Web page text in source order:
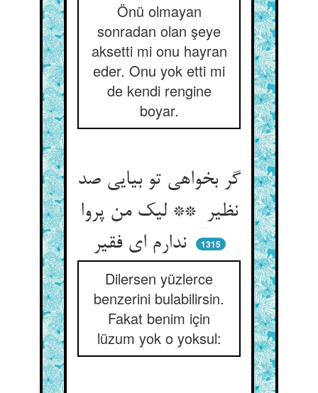
Önü olmayan
sonradan olan şeye
aksetti mi onu hayran
eder. Onu yok etti mi
de kendi rengine
boyar.
گر بخواهی تو بیایی صد
نظیر ** لیک من پروا
ندارم ای فقیر
1315
Dilersen yüzlerce
benzerini bulabilirsin.
Fakat benim için
lüzum yok o yoksul: